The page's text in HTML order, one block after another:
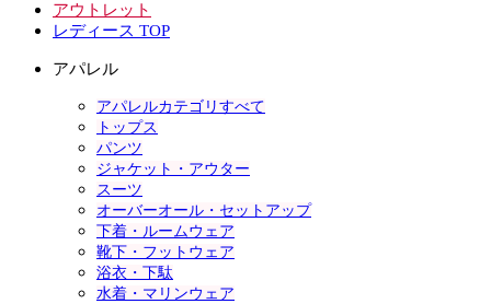
アウトレット
レディース TOP
アパレル
アパレルカテゴリすべて
トップス
パンツ
ジャケット・アウター
スーツ
オーバーオール・セットアップ
下着・ルームウェア
靴下・フットウェア
浴衣・下駄
水着・マリンウェア